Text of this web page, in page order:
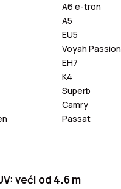
A6 e-tron
A5
EU5
Voyah Passion
EH7
K4
Superb
Camry
Passat
veći od 4.6 m